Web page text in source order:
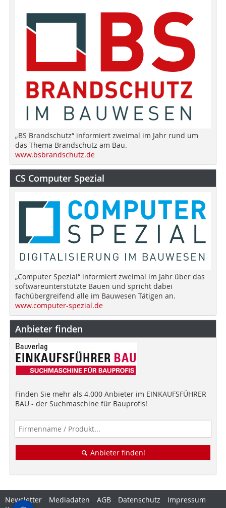
„BS Brandschutz“ informiert zweimal im Jahr rund um
das Thema Brandschutz am Bau.
www.bsbrandschutz.de
CS Computer Spezial
„Computer Spezial“ informiert zweimal im Jahr über das
softwareunterstützte Bauen und spricht dabei
fachübergreifend alle im Bauwesen Tätigen an.
www.computer-spezial.de
Anbieter finden
Finden Sie mehr als 4.000 Anbieter im EINKAUFSFÜHRER
BAU - der Suchmaschine für Bauprofis!
Anbieter finden!
Newsletter Mediadaten AGB Datenschutz
Impressum